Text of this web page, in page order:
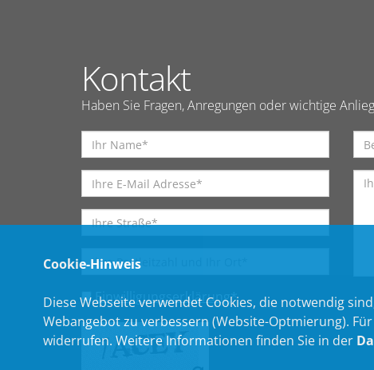
Kontakt
Haben Sie Fragen, Anregungen oder wichtige
Einwilligungserklärung*
Cookie-Hinweis
Diese Webseite verwendet Cookies, die notwendig
Webangebot zu verbessern (Website-Optmierung).
widerrufen. Weitere Informationen finden Sie in der